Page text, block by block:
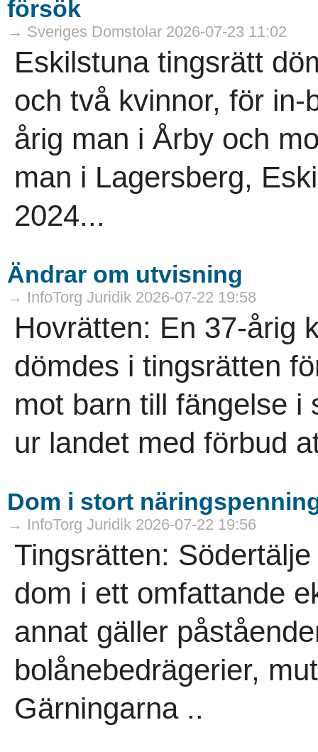
försök
→ Sveriges Domstolar 2026-07-23 11:02
Eskilstuna tingsrätt
och två kvinnor, för
årig man i Årby och
man i Lagersberg,
2024...
Ändrar om utvisning
→ InfoTorg Juridik 2026-07-22 19:58
Hovrätten: En 37-årig
dömdes i tingsrätten
mot barn till fängelse i
ur landet med förbud
Dom i stort
→ InfoTorg Juridik 2026-07-22 19:56
Tingsrätten:
dom i ett omfattande
annat gäller
bolånebedrägerier,
Gärningarna ..